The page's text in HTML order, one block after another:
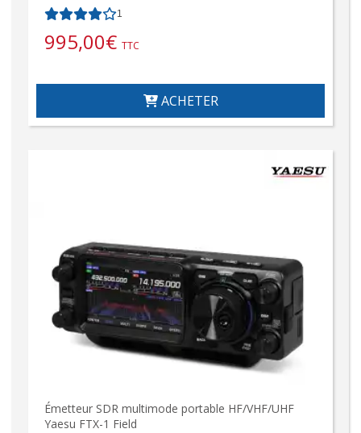
1
995,00€ TTC
ACHETER
Émetteur SDR multimode portable HF/VHF/UHF
Yaesu FTX-1 Field